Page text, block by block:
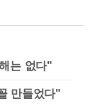
는 없다"
만들었다"